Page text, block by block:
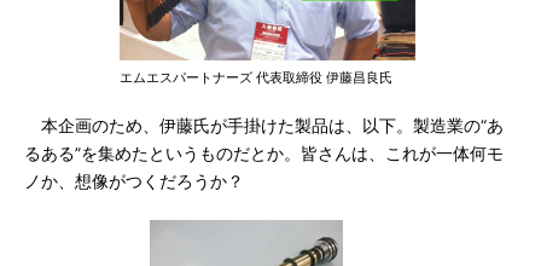
エムエスパートナーズ 代表取締役 伊藤昌良氏
本企画のため、伊藤氏が手掛けた製品は、以下。製造業の“あ
るある”を集めたというものだとか。皆さんは、これが一体何モ
ノか、想像がつくだろうか？